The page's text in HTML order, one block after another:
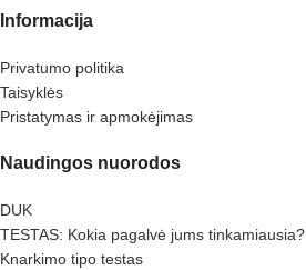
Informacija
Privatumo politika
Taisyklės
Pristatymas ir apmokėjimas
Naudingos nuorodos
DUK
TESTAS: Kokia pagalvė jums tinkamiausia?
Knarkimo tipo testas